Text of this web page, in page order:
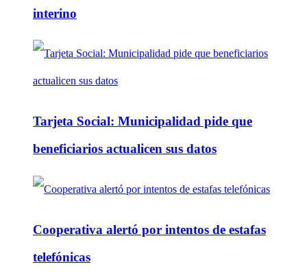
interino
Tarjeta Social: Municipalidad pide que
beneficiarios actualicen sus datos
Cooperativa alertó por intentos de estafas
telefónicas